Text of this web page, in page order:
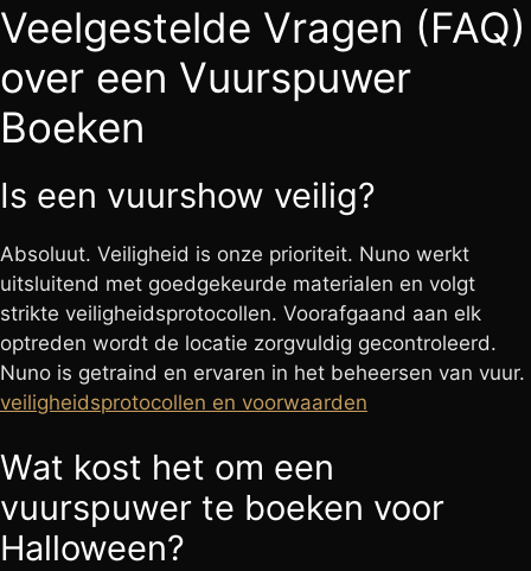
Veelgestelde Vragen (FAQ)
over een Vuurspuwer
Boeken
Is een vuurshow veilig?
Absoluut. Veiligheid is onze prioriteit. Nuno werkt
uitsluitend met goedgekeurde materialen en volgt
strikte veiligheidsprotocollen. Voorafgaand aan elk
optreden wordt de locatie zorgvuldig gecontroleerd.
Nuno is getraind en ervaren in het beheersen van vuur.
veiligheidsprotocollen en voorwaarden
Wat kost het om een
vuurspuwer te boeken voor
Halloween?